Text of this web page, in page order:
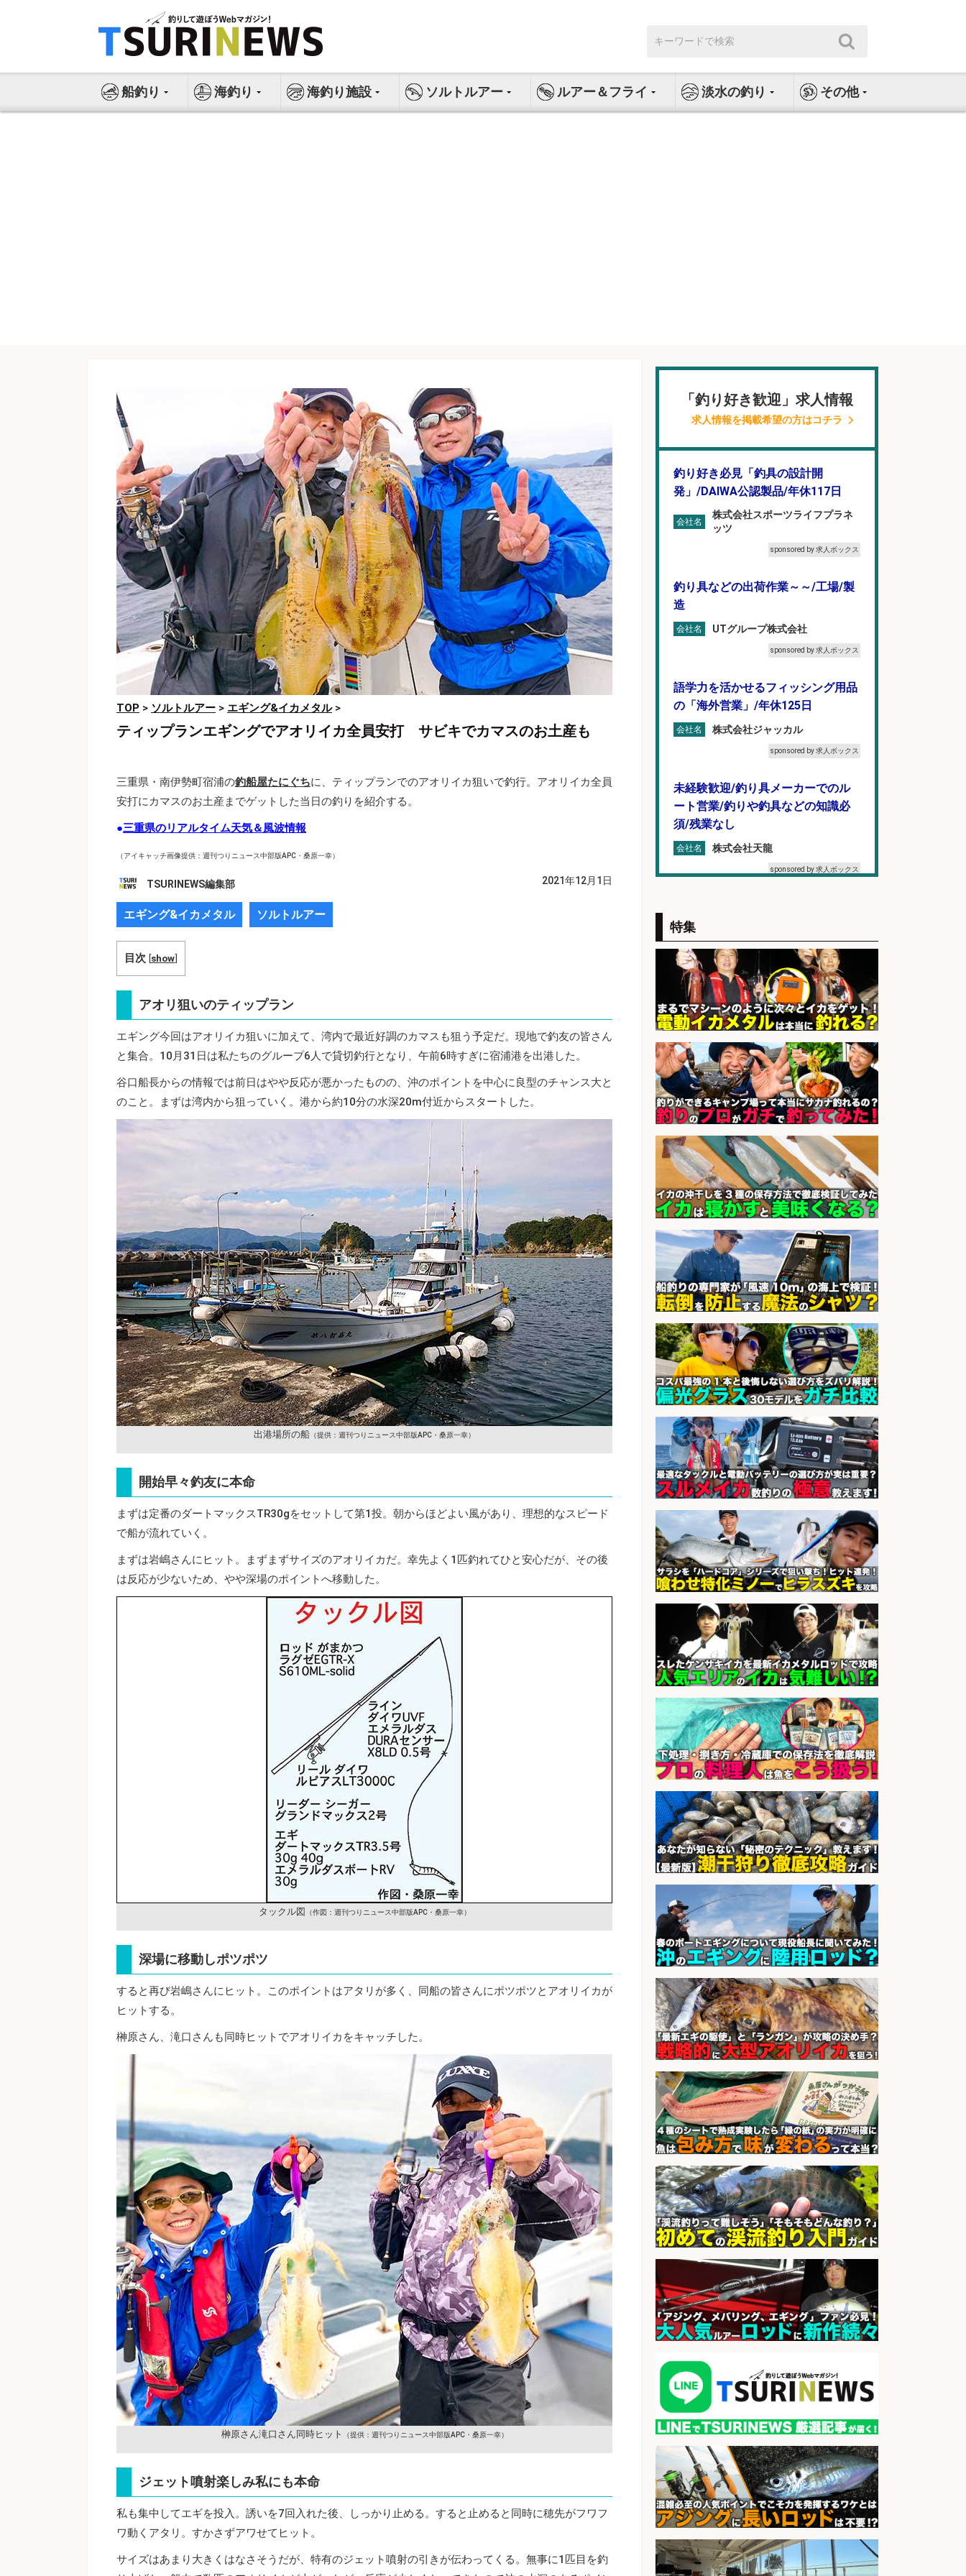
ス
索:
船釣り 海釣り 海釣り施設 ソルトルアー ルアー＆フライ 淡水の釣り その他
TOP > ソルトルアー > エギング&イカメタル>
ティップランエギングでアオリイカ全員安打 サビキでカマスのお土産も
三重県・南伊勢町宿浦の釣船屋たにぐちに、ティップランでのアオリイカ狙いで釣行。アオリイカ全員
安打にカマスのお土産までゲットした当日の釣りを紹介する。
●三重県のリアルタイム天気＆風波情報
（アイキャッチ画像提供：週刊つりニュース中部版APC・桑原一幸）
TSURINEWS編集部 2021年12月1日
エギング&イカメタル ソルトルアー
目次 [show]
アオリ狙いのティップラン
エギング今回はアオリイカ狙いに加えて、湾内で最近好調のカマスも狙う予定だ。現地で釣友の皆さん
と集合。10月31日は私たちのグループ6人で貸切釣行となり、午前6時すぎに宿浦港を出港した。
谷口船長からの情報では前日はやや反応が悪かったものの、沖のポイントを中心に良型のチャンス大と
のこと。まずは湾内から狙っていく。港から約10分の水深20m付近からスタートした。
出港場所の船 （提供：週刊つりニュース中部版APC・桑原一幸）
開始早々釣友に本命
まずは定番のダートマックスTR30gをセットして第1投。朝からほどよい風があり、理想的なスピード
で船が流れていく。
まずは岩嶋さんにヒット。まずまずサイズのアオリイカだ。幸先よく1匹釣れてひと安心だが、その後
は反応が少ないため、やや深場のポイントへ移動した。
タックル図 （作図：週刊つりニュース中部版APC・桑原一幸）
深場に移動しポツポツ
すると再び岩嶋さんにヒット。このポイントはアタリが多く、同船の皆さんにポツポツとアオリイカが
ヒットする。
榊原さん、滝口さんも同時ヒットでアオリイカをキャッチした。
榊原さん滝口さん同時ヒット （提供：週刊つりニュース中部版APC・桑原一幸）
ジェット噴射楽しみ私にも本命
私も集中してエギを投入。誘いを7回入れた後、しっかり止める。すると止めると同時に穂先がフワフ
ワ動くアタリ。すかさずアワせてヒット。
サイズはあまり大きくはなさそうだが、特有のジェット噴射の引きが伝わってくる。無事に1匹目を釣
「釣り好き歓迎」求人情報
求人情報を掲載希望の方はコチラ
釣り好き必見「釣具の設計開
発」/DAIWA公認製品/年休117日
会社名
株式会社スポーツライフプラネ
ッツ
sponsored by 求人ボックス
釣り具などの出荷作業～～/工場/製
造
会社名 UTグループ株式会社
sponsored by 求人ボックス
語学力を活かせるフィッシング用品
の「海外営業」/年休125日
会社名 株式会社ジャッカル
sponsored by 求人ボックス
未経験歓迎/釣り具メーカーでのル
ート営業/釣りや釣具などの知識必
須/残業なし
会社名 株式会社天龍
sponsored by 求人ボックス
業10時間/経験者歓迎
会社名 広松久水産株式会社
sponsored by 求人ボックス
釣り好きを活かす「法人営業」/提
案型ルート営業/直行直帰OK
会社名
株式会社スポーツライフプラネ
ッツ
sponsored by 求人ボックス
8月開始/釣り具メーカーでの営業ア
シスタントのお仕事/残業なし/即日
勤務可/営業事務/軽作業
会社名 株式会社パソナ
sponsored by 求人ボックス
フィッシング用品の「製品開発設
計」
会社名 メガバス株式会社
sponsored by 求人ボックス
宮崎/魚や漁業に関わる現場・事務
の「総合職」 未経験可
会社名 宮崎県漁業協同組合連合会
sponsored by 求人ボックス
釣り具メーカーでの釣り竿の販売促
進業務
会社名 株式会社天龍
さらに求人情報を見る
特集